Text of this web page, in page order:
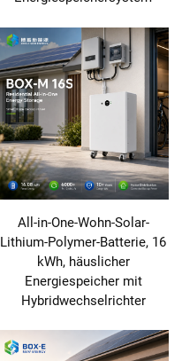
All-in-One-Wohn-Solar-
Lithium-Polymer-Batterie, 16
kWh, häuslicher
Energiespeicher mit
Hybridwechselrichter